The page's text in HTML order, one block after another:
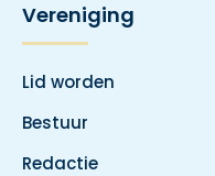
Vereniging
Lid worden
Bestuur
Redactie